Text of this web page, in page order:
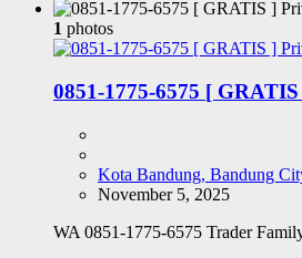
1 photos
0851-1775-6575 [
Kota Bandung, Bandung
November 5, 2025
WA 0851-1775-6575 Trader